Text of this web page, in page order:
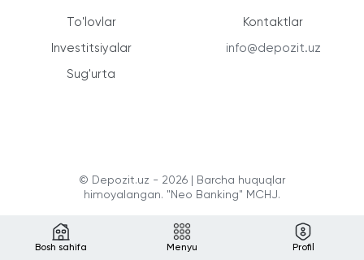
Bosh sahifa Menyu Profil
To'lovlar
Investitsiyalar
Sug'urta
Kontaktlar
info@depozit.uz
© Depozit.uz - 2026 | Barcha huquqlar
himoyalangan. "Neo Banking" MCHJ.